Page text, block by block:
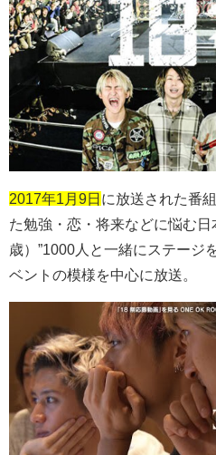
2017年1月9日 に放送された番組
た勉強・恋・将来などに悩む日
歳） ”1000 人と一緒にステージ
ベントの模様を中心に放送。